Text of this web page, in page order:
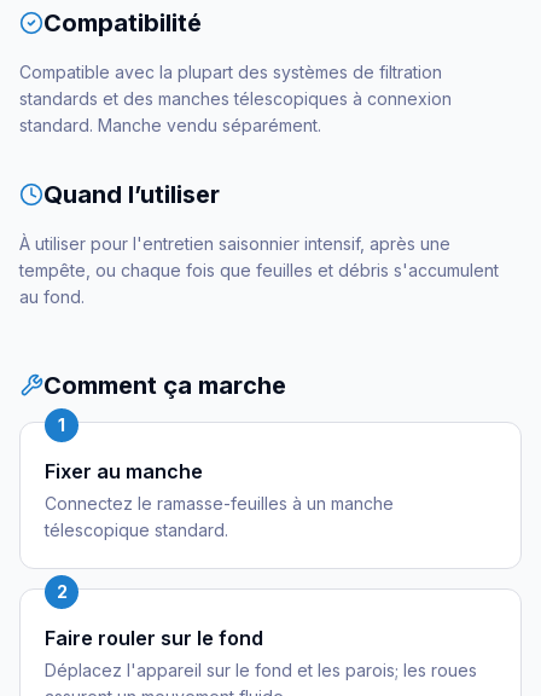
Compatibilité
Compatible avec la plupart des systèmes de filtration
standards et des manches télescopiques à connexion
standard. Manche vendu séparément.
Quand l’utiliser
À utiliser pour l'entretien saisonnier intensif, après une
tempête, ou chaque fois que feuilles et débris s'accumulent
au fond.
Comment ça marche
1
Fixer au manche
Connectez le ramasse-feuilles à un manche
télescopique standard.
2
Faire rouler sur le fond
Déplacez l'appareil sur le fond et les parois; les roues